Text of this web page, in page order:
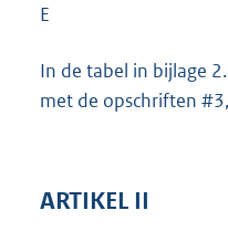
E
In de tabel in bijlage
met de opschriften
ARTIKEL II